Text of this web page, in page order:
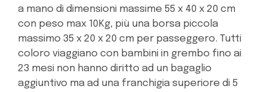
a mano di dimensioni massime 55 x 40 x 20 cm
con peso max 10Kg, più una borsa piccola
massimo 35 x 20 x 20 cm per passeggero. Tutti
coloro viaggiano con bambini in grembo fino ai
23 mesi non hanno diritto ad un bagaglio
aggiuntivo ma ad una franchigia superiore di 5